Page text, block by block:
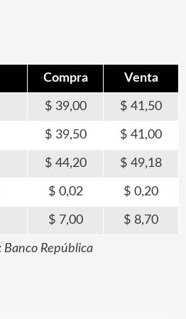
Compra Venta
39,00 41,50
39,50 41,00
44,20 49,18
0,02 0,20
7,00 8,70
Banco República